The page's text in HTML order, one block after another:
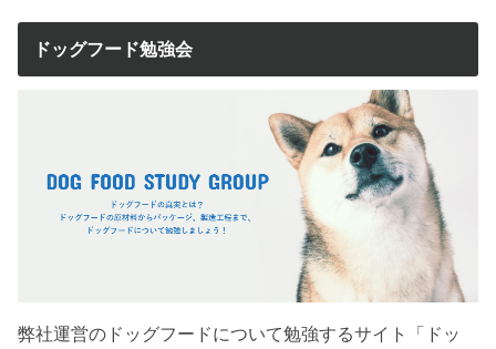
ドッグフード勉強会
弊社運営のドッグフードについて勉強するサイト「ドッ